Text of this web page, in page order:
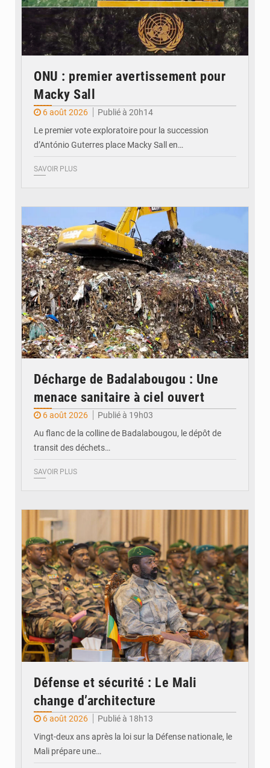
ONU : premier avertissement pour
Macky Sall
6 août 2026
Publié à 20h14
Le premier vote exploratoire pour la succession
d’António Guterres place Macky Sall en…
SAVOIR PLUS
Décharge de Badalabougou : Une
menace sanitaire à ciel ouvert
6 août 2026
Publié à 19h03
Au flanc de la colline de Badalabougou, le dépôt de
transit des déchets…
SAVOIR PLUS
© JDM
Défense et sécurité : Le Mali
change d’architecture
6 août 2026
Publié à 18h13
Vingt-deux ans après la loi sur la Défense nationale, le
Mali prépare une…